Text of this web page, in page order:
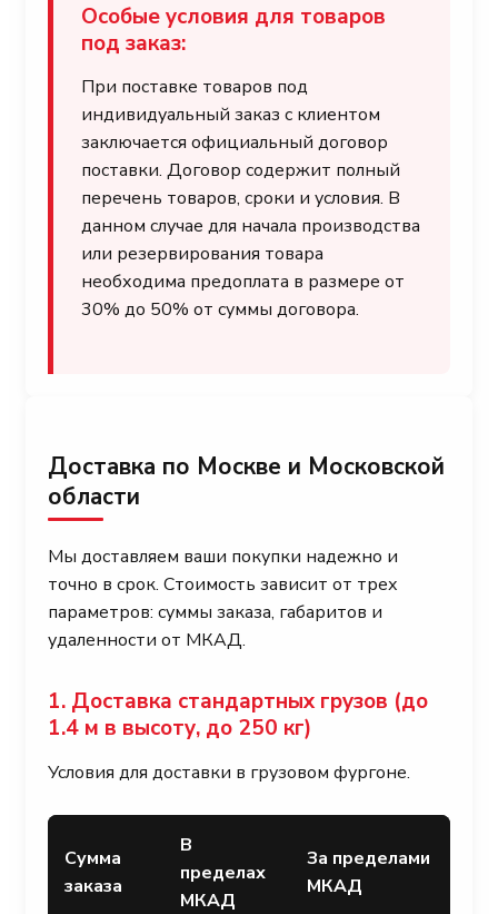
Особые условия для товаров
под заказ:
При поставке товаров под
индивидуальный заказ с клиентом
заключается официальный договор
поставки. Договор содержит полный
перечень товаров, сроки и условия. В
данном случае для начала производства
или резервирования товара
необходима предоплата в размере от
30% до 50% от суммы договора.
Доставка по Москве и Московской
области
Мы доставляем ваши покупки надежно и
точно в срок. Стоимость зависит от трех
параметров: суммы заказа, габаритов и
удаленности от МКАД.
1. Доставка стандартных грузов (до
1.4 м в высоту, до 250 кг)
Условия для доставки в грузовом фургоне.
Сумма
заказа
В
пределах
МКАД
За пределами
МКАД